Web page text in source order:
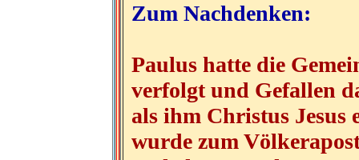
Zum Nachdenken:
Paulus hatte die
verfolgt und Gefallen
als ihm Christus Jesus
wurde zum